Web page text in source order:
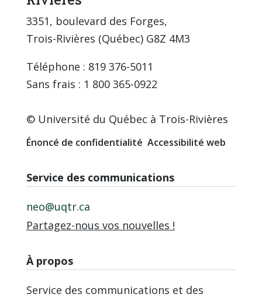
3351, boulevard des Forges,
Trois-Rivières (Québec) G8Z 4M3
Téléphone : 819 376-5011
Sans frais : 1 800 365-0922
© Université du Québec à Trois-Rivières
Énoncé de confidentialité Accessibilité web
Service des communications
neo@uqtr.ca
Partagez-nous vos nouvelles !
À propos
Service des communications et des